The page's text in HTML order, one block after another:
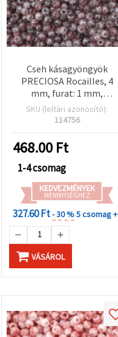
Cseh kásagyöngyök
PRECIOSA Rocailles, 4
mm, furat: 1 mm,
áttetsző
gyöngyházszürke–
±160 db
SKU (leltári azonosító):
114756
468.00 Ft
1-4 csomag
KEDVEZMÉNYEK
MENNYISÉGHEZ
327.60 Ft- 30 %5 csomag +
VÁSÁROL